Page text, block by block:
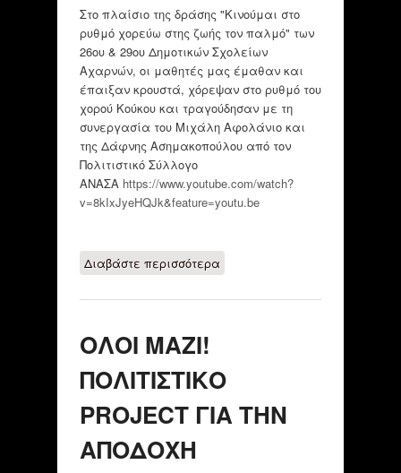
Στο πλαίσιο της δράσης "Κινούμαι στο
ρυθμό χορεύω στης ζωής τον παλμό" των
26ου & 29ου Δημοτικών Σχολείων
Αχαρνών, οι μαθητές μας έμαθαν και
έπαιξαν κρουστά, χόρεψαν στο ρυθμό του
χορού Κούκου και τραγούδησαν με τη
συνεργασία του Μιχάλη Αφολάνιο και
της Δάφνης Ασημακοπούλου από τον
Πολιτιστικό Σύλλογο
ΑΝΑΣΑ https://www.youtube.com/watch?
v=8kIxJyeHQJk&feature=youtu.be
Διαβάστε περισσότεραγια Κινούμαι στο
Ζωής τον Παλμό
ΟΛΟΙ ΜΑΖΙ!
ΠΟΛΙΤΙΣΤΙΚΟ
PROJECT ΓΙΑ ΤΗΝ
ΑΠΟΔΟΧΗ